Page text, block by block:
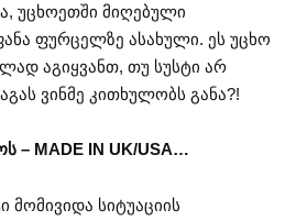
უცხოეთში მიღებული
ფურცელზე ასახული. ეს უცხო
აგიყვანთ, თუ სუსტი არ
ვინმე კითხულობს განა?!
– MADE IN UK/USA…
მომივიდა სიტუაციის